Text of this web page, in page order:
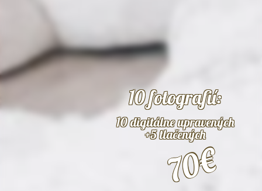
10 fotografií:
10 digitálne upravených
+5 tlačených
70€